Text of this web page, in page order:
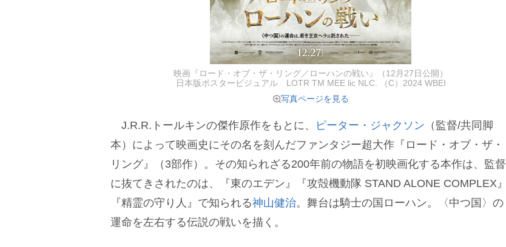
映画『ロード・オブ・ザ・リング／ローハンの戦い』（12月27日公開）
日本版ポスタービジュアル LOTR TM MEE lic NLC. （C）2024 WBEI
写真ページを見る
J.R.R.トールキンの傑作原作をもとに、 ピーター・ジャクソン （監督/共同脚
本）によって映画史にその名を刻んだファンタジー超大作『ロード・オブ・ザ・
リング』（3部作）。その知られざる200年前の物語を初映画化する本作は、監督
に抜てきされたのは、『東のエデン』『攻殻機動隊 STAND ALONE COMPLEX』
『精霊の守り人』で知られる神山健治。舞台は騎士の国ローハン。〈中つ国〉の
運命を左右する伝説の戦いを描く。